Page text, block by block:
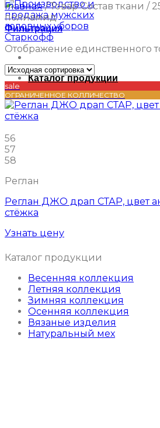
Каталог продукции
Главная /Товар Состав ткани /
полиамид
Фильтрация
Отображение единственного
sale
ОГРАНИЧЕННОЕ КОЛЛИЧЕСТВО
56
57
58
Реглан
Реглан ДЖО драп СТАР, цвет
стёжка
Узнать цену
Каталог продукции
Весенняя коллекция
Летняя коллекция
Зимняя коллекция
Осенняя коллекция
Вязаные изделия
Натуральный мех